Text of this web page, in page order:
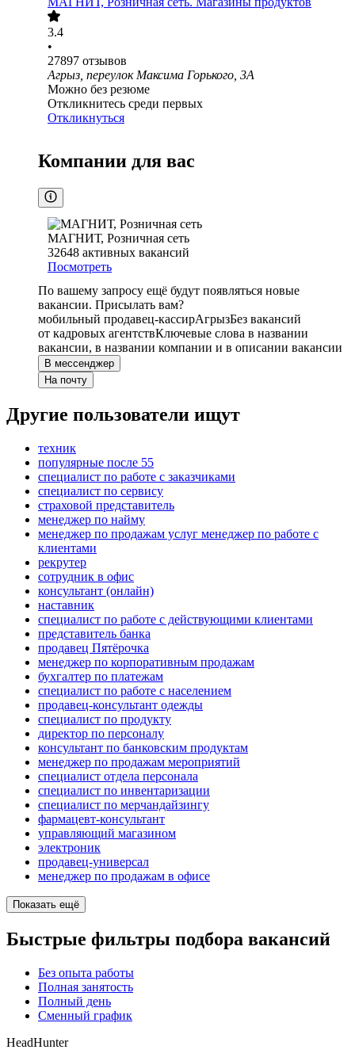
3.4
•
27897 отзывов
Агрыз, переулок Максима Горького, 3А
Можно без резюме
Откликнитесь среди первых
Откликнуться
Компании для вас
МАГНИТ, Розничная сеть
32648 активных вакансий
Посмотреть
По вашему запросу ещё будут появляться новые
вакансии. Присылать вам?
мобильный продавец-кассирАгрызБез вакансий
от кадровых агентствКлючевые слова в названии
вакансии, в названии компании и в описании вакансии
В мессенджер
На почту
Другие пользователи ищут
техник
популярные после 55
специалист по работе с заказчиками
специалист по сервису
страховой представитель
менеджер по найму
менеджер по продажам услуг менеджер по работе с
клиентами
рекрутер
сотрудник в офис
консультант (онлайн)
наставник
специалист по работе с действующими клиентами
представитель банка
продавец Пятёрочка
менеджер по корпоративным продажам
бухгалтер по платежам
специалист по работе с населением
продавец-консультант одежды
специалист по продукту
директор по персоналу
консультант по банковским продуктам
менеджер по продажам мероприятий
специалист отдела персонала
специалист по инвентаризации
специалист по мерчандайзингу
фармацевт-консультант
управляющий магазином
электроник
продавец-универсал
менеджер по продажам в офисе
Показать ещё
Быстрые фильтры подбора вакансий
Без опыта работы
Полная занятость
Полный день
Сменный график
HeadHunter